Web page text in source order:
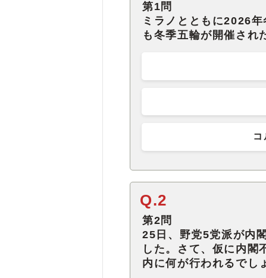
第1問
ミラノとともに2026
も冬季五輪が開催され
コ
Q.2
第2問
25日、野党5党派が内
した。さて、仮に内閣
内に何が行われるでし